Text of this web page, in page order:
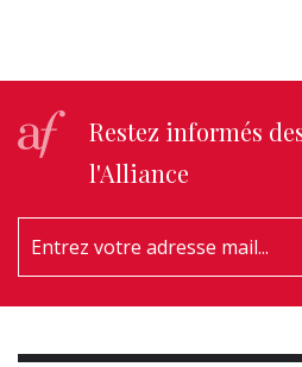
Restez informés
l'Alliance